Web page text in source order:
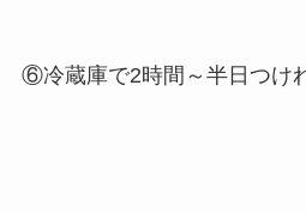
⑥冷蔵庫で2時間～半日つけ